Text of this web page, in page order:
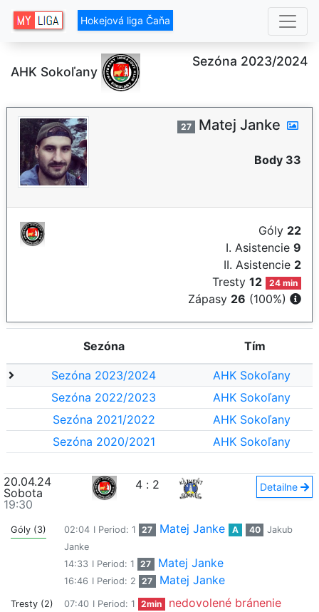
Hokejová liga Čaňa
AHK Sokoľany
Sezóna 2023/2024
27 Matej Janke
Body 33
Góly 22
I. Asistencie 9
II. Asistencie 2
Tresty12 24 min
Zápasy 26 (100%)
Sezóna Tím
Sezóna 2023/2024
AHK Sokoľany
Sezóna 2022/2023
AHK Sokoľany
Sezóna 2021/2022
AHK Sokoľany
Sezóna 2020/2021
AHK Sokoľany
20.04.24
Sobota
19:30
4 : 2 Detailne
Góly (3) 02:04 I Period: 1 27 Matej Janke A 40
Jakub
Janke
14:33 I Period: 1 27 Matej Janke
16:46 I Period: 2 27 Matej Janke
Tresty (2) 07:40 I Period: 1 2min nedovolené bránenie